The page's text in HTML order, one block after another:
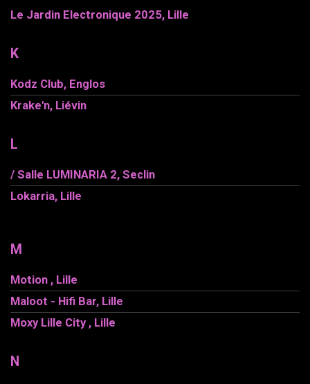
Le Jardin Electronique 2025, Lille
K
Kodz Club, Englos
Krake'n, Liévin
L
/ Salle LUMINARIA 2, Seclin
Lokarria, Lille
M
Motion , Lille
Maloot - Hifi Bar, Lille
Moxy Lille City , Lille
N